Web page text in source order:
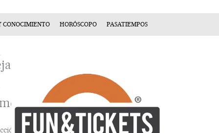
CONOCIMIENTO HORÓSCOPO PASATIEMPOS